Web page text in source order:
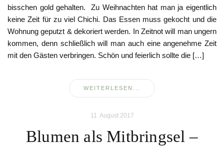
bisschen gold gehalten. Zu Weihnachten hat man ja eigentlich
keine Zeit für zu viel Chichi. Das Essen muss gekocht und die
Wohnung geputzt & dekoriert werden. In Zeitnot will man ungern
kommen, denn schließlich will man auch eine angenehme Zeit
mit den Gästen verbringen. Schön und feierlich sollte die […]
WEITERLESEN...
11. August 2017
Blumen als Mitbringsel –